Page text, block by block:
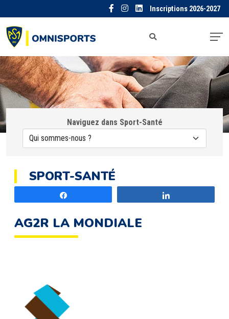
Inscriptions 2026-2027
Naviguez dans Sport-Santé
SPORT-SANTÉ
AG2R LA MONDIALE